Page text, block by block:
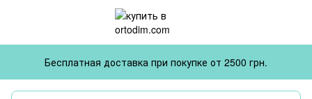
Бесплатная доставка при покупке от 2500 грн.